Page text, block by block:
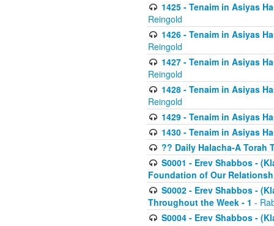
1425 - Tenaim in Asiyas
Reingold
1426 - Tenaim in Asiyas
Reingold
1427 - Tenaim in Asiyas
Reingold
1428 - Tenaim in Asiyas
Reingold
1429 - Tenaim in Asiyas
1430 - Tenaim in Asiyas
?? Daily Halacha-A Torah
S0001 - Erev Shabbos -
Foundation of Our
S0002 - Erev Shabbos -
Throughout the Week - 1 -
S0004 - Erev Shabbos -